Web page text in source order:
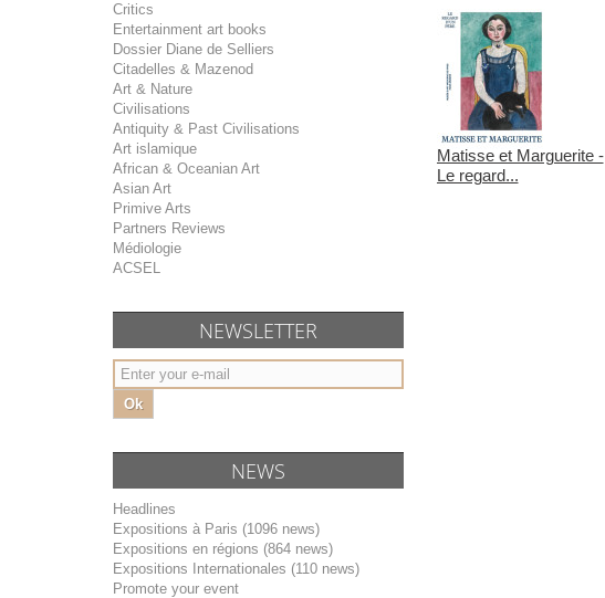
Critics
Entertainment art books
Dossier Diane de Selliers
Citadelles & Mazenod
Art & Nature
Civilisations
Antiquity & Past Civilisations
Art islamique
African & Oceanian Art
Asian Art
Primive Arts
Partners Reviews
Médiologie
ACSEL
NEWSLETTER
Ok
NEWS
Headlines
Expositions à Paris (1096 news)
Expositions en régions (864 news)
Expositions Internationales (110 news)
Promote your event
Matisse et Marguerite -
Le regard...